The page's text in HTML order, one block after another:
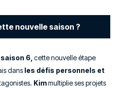
nouvelle saison ?
saison 6, cette nouvelle étape
dans les défis personnels et
Kimmultiplie ses projets